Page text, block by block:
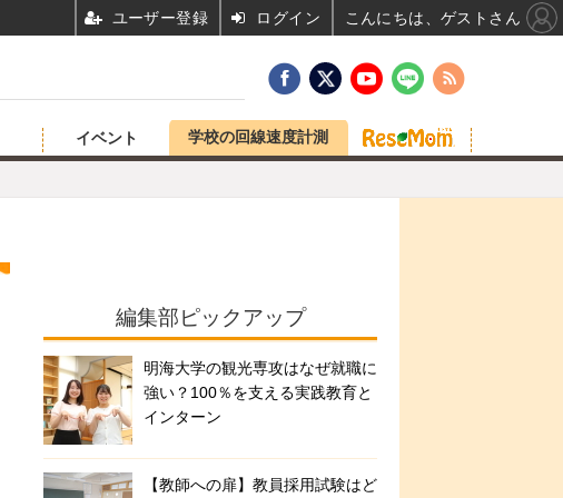
イベント 学校の回線速度計測
編集部ピックアップ
明海大学の観光専攻はなぜ就職に
強い？100％を支える実践教育と
インターン
【教師への扉】教員採用試験はど
ユーザー登録 ログイン こんにちは、ゲストさん